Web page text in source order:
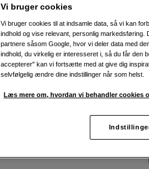
Vi bruger cookies
Vi bruger cookies til at indsamle data, så vi kan
indhold og vise relevant, personlig
partnere såsom Google, hvor vi deler data med
indhold, du virkelig er interesseret i, så du får den
accepterer" kan vi fortsætte med at give dig
selvfølgelig ændre dine indstillinger når som helst.
Læs mere om, hvordan vi behandler cookies